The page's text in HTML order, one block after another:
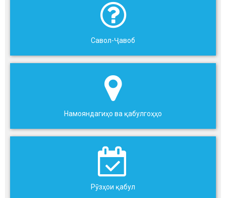
Савол-Ҷавоб
Намояндагиҳо ва қабулгоҳҳо
Рӯзҳои қабул